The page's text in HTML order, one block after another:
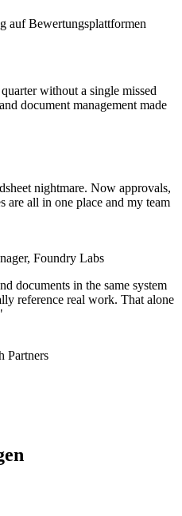
auf Bewertungsplattformen
without a single missed
document management made
nightmare. Now approvals,
are all in one place and my team
Foundry Labs
documents in the same system
reference real work. That alone
Partners